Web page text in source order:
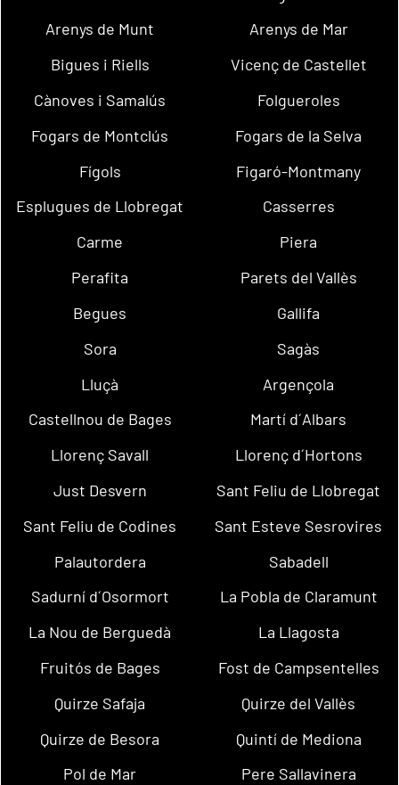
Arenys de Munt
Arenys de Mar
Bigues i Riells
Vicenç de Castellet
Cànoves i Samalús
Folgueroles
Fogars de Montclús
Fogars de la Selva
Fígols
Figaró-Montmany
Esplugues de Llobregat
Casserres
Carme
Piera
Perafita
Parets del Vallès
Begues
Gallifa
Sora
Sagàs
Lluçà
Argençola
Castellnou de Bages
Martí d´Albars
Llorenç Savall
Llorenç d´Hortons
Just Desvern
Sant Feliu de Llobregat
Sant Feliu de Codines
Sant Esteve Sesrovires
Palautordera
Sabadell
Sadurní d´Osormort
La Pobla de Claramunt
La Nou de Berguedà
La Llagosta
Fruitós de Bages
Fost de Campsentelles
Quirze Safaja
Quirze del Vallès
Quirze de Besora
Quintí de Mediona
Pol de Mar
Pere Sallavinera